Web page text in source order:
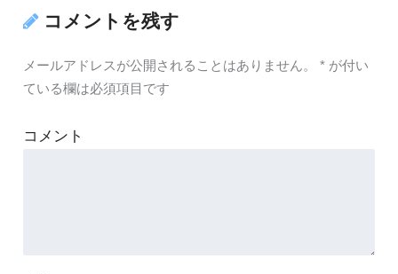
コメントを残す
メールアドレスが公開されることはありません。 *が付い
ている欄は必須項目です
コメント